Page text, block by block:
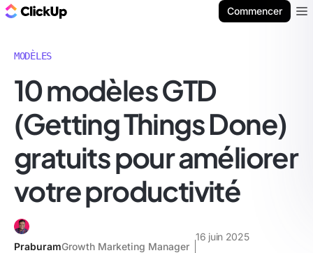
Commencer
MODÈLES
10 modèles GTD
(Getting Things Done)
gratuits pour améliorer
votre productivité
PraburamGrowth Marketing Manager
16 juin 2025